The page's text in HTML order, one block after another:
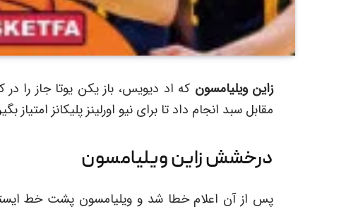
زاین ویلیامسون که اد دیویس، باز یکن یوتا جاز را
مقابل سبد انجام داد تا برای نیو اورلینز پلیکانز امتیاز
درخشش زاین ویلیامسون